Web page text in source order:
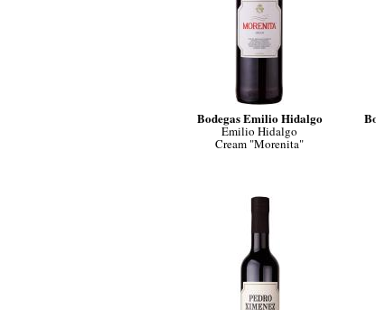
Bodegas Emilio Hidalgo
Emilio Hidalgo
Cream "Morenita"